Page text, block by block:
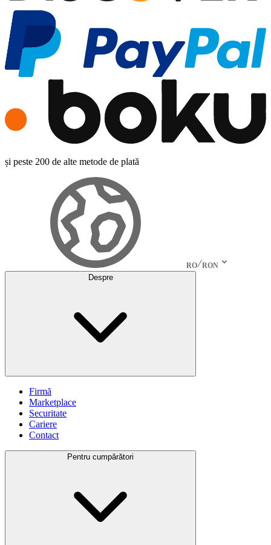
și peste 200 de alte metode de plată
RO RON
Despre
Firmă
Marketplace
Securitate
Cariere
Contact
Pentru cumpărători